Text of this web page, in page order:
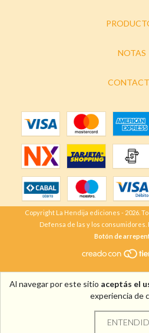
Al navegar por este sitio aceptás el
experiencia de
NOTAS
Copyright La Hendija ediciones - 2026.
Defensa de las y los consumidores.
Botón de